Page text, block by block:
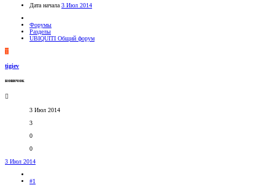
Дата начала 3 Июл 2014
Форумы
Разделы
UBIQUITI Общий форум
T
tigiev
новичок
3 Июл 2014
3
0
0
3 Июл 2014
#1